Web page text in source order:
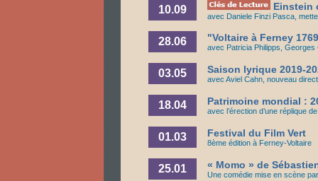
10.09 Einstein
avec Daniele Finzi Pasca,
28.06 "Voltaire à Ferney
avec Patricia Philipps,
03.05 Saison lyrique 2019-
avec Aviel Cahn, nouveau
18.04 Patrimoine mondial :
avec l’érection d’une réplique
01.03 Festival du Film Vert
8ème édition à Ferney-Voltaire
25.01 « Momo » de
Une comédie mise en scène